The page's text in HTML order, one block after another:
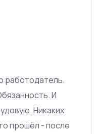
работодатель.
И
Никаких
прошёл - после